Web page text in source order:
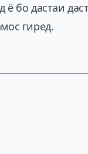
ё бо дастаи
гиред.